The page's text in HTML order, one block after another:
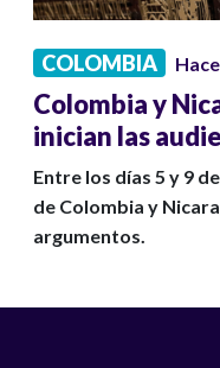
COLOMBIA
Colombia y
inician las
Entre los días 5 y 9
de Colombia y
argumentos.